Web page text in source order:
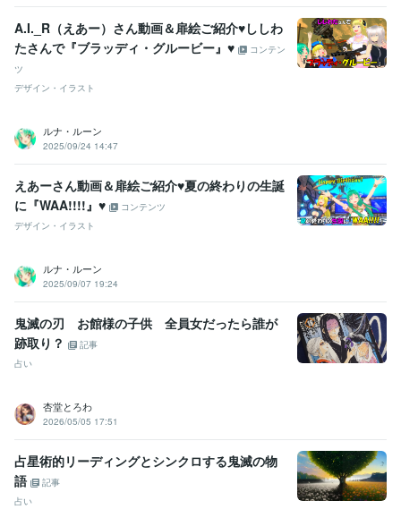
A.I._R（えあー）さん動画＆扉絵ご紹介♥ししわ
たさんで『ブラッディ・グルービー』♥
コンテン
ツ
デザイン・イラスト
ルナ・ルーン
2025/09/24 14:47
えあーさん動画＆扉絵ご紹介♥夏の終わりの生誕
に『WAA!!!!』♥
コンテンツ
デザイン・イラスト
ルナ・ルーン
2025/09/07 19:24
鬼滅の刃 お館様の子供 全員女だったら誰が
跡取り？
記事
占い
杏堂とろわ
2026/05/05 17:51
占星術的リーディングとシンクロする鬼滅の物
語
記事
占い